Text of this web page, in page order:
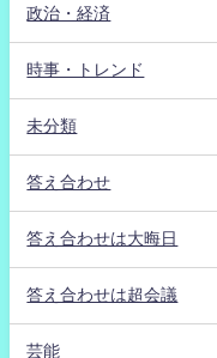
政治・経済
時事・トレンド
未分類
答え合わせ
答え合わせは大晦日
答え合わせは超会議
芸能